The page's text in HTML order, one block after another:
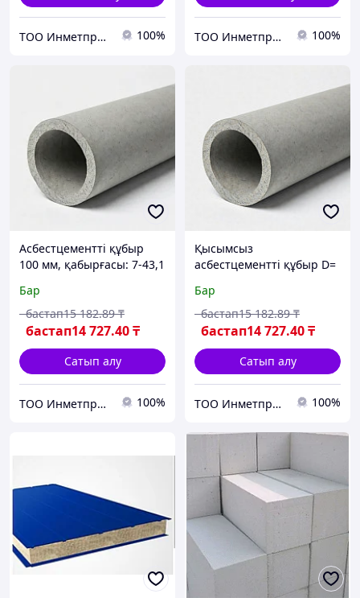
ТОО Инметпром 100% ТОО Инметпром 100%
Асбестцементті құбыр
100 мм, қабырғасы: 7-43,1
ВТ12; ВТ6; БНТ...
Бар
бастап14 727.40₸
бастап15 182.89 ₸
Сатып алу
ТОО Инметпром 100%
Қысымсыз
асбестцементті құбыр D=
43,1 мм, L= 2,95-5 мм
Бар
бастап14 727.40₸
бастап15 182.89 ₸
Сатып алу
ТОО Инметпром 100%